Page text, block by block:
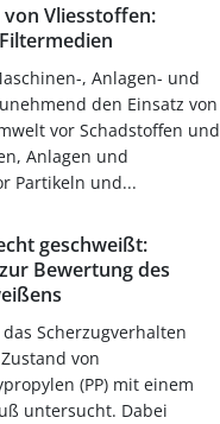
Vliesstoffen:
, Anlagen- und
den Einsatz von
vor Schadstoffen und
Anlagen und
Partikeln und...
geschweißt:
Bewertung des
Scherzugverhalten
von
(PP) mit einem
untersucht. Dabei